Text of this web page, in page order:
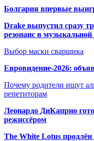
Болгария впервые
Drake выпустил сразу
резонанс в
Выбор маски сварщика
Евровидение-2026:
Почему родители ищут
репетиторам
Леонардо ДиКаприо
режиссёром
The White Lotus продлён